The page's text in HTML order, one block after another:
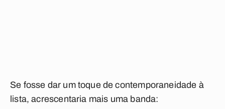
Se fosse dar um toque de contemporaneidade à
lista, acrescentaria mais uma banda: